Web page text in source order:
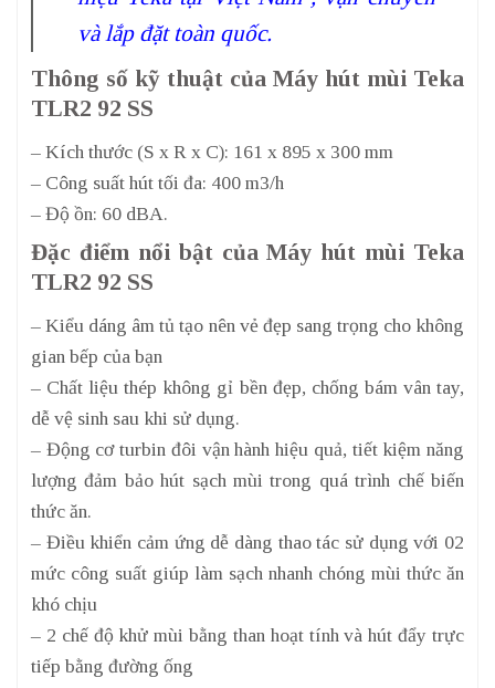
và lắp đặt toàn quốc.
Thông số kỹ thuật của Máy hút mùi Teka
TLR2 92 SS
– Kích thước (S x R x C): 161 x 895 x 300 mm
– Công suất hút tối đa: 400 m3/h
– Độ ồn: 60 dBA.
Đặc điểm nổi bật của Máy hút mùi Teka
TLR2 92 SS
– Kiểu dáng âm tủ tạo nên vẻ đẹp sang trọng cho không
gian bếp của bạn
– Chất liệu thép không gỉ bền đẹp, chống bám vân tay,
dễ vệ sinh sau khi sử dụng.
– Động cơ turbin đôi vận hành hiệu quả, tiết kiệm năng
lượng đảm bảo hút sạch mùi trong quá trình chế biến
thức ăn.
– Điều khiển cảm ứng dễ dàng thao tác sử dụng với 02
mức công suất giúp làm sạch nhanh chóng mùi thức ăn
khó chịu
– 2 chế độ khử mùi bằng than hoạt tính và hút đẩy trực
tiếp bằng đường ống